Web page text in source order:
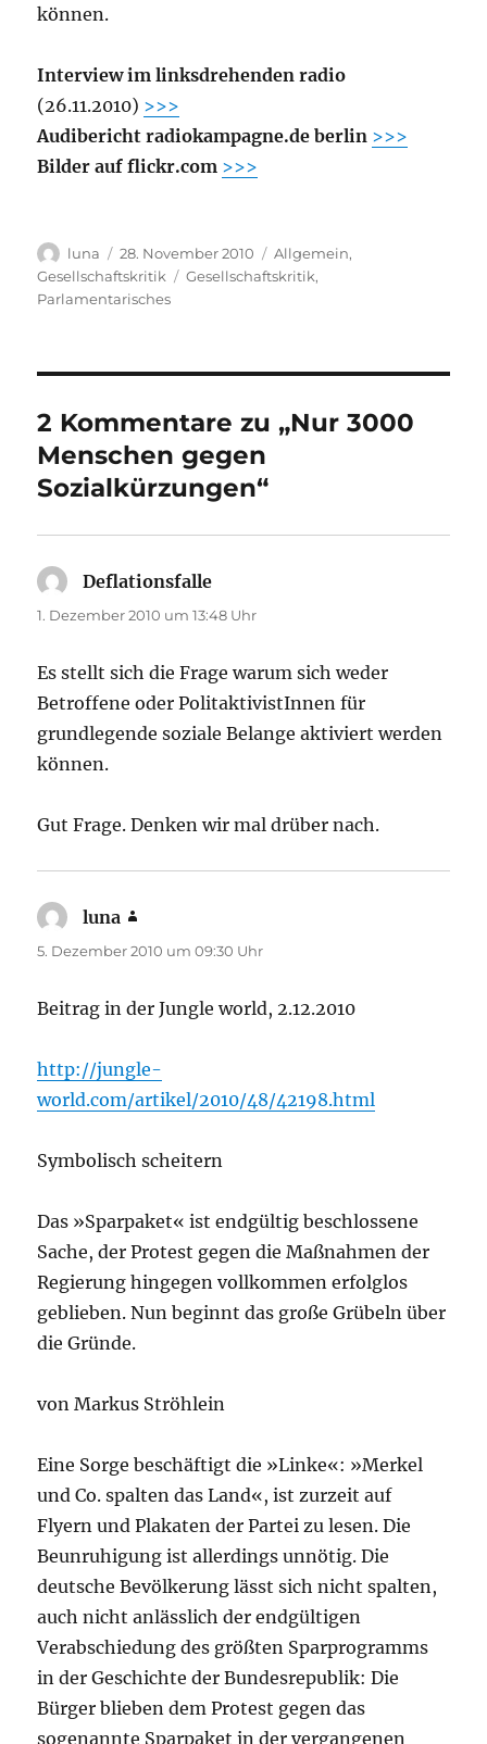
können.
Interview im linksdrehenden radio
(26.11.2010) >>>
Audibericht radiokampagne.de berlin >>>
Bilder auf flickr.com >>>
Autor
luna
Veröffentlicht
am
28. November 2010 Kategorien
Allgemein,
Gesellschaftskritik
Schlagwörter
Gesellschaftskritik,
Parlamentarisches
2 Kommentare zu „Nur 3000
Menschen gegen
Sozialkürzungen“
Deflationsfalle
1. Dezember 2010 um 13:48 Uhr
Es stellt sich die Frage warum sich weder
Betroffene oder PolitaktivistInnen für
grundlegende soziale Belange aktiviert werden
können.
Gut Frage. Denken wir mal drüber nach.
luna
5. Dezember 2010 um 09:30 Uhr
Beitrag in der Jungle world, 2.12.2010
http://jungle-
world.com/artikel/2010/48/42198.html
Symbolisch scheitern
Das »Sparpaket« ist endgültig beschlossene
Sache, der Protest gegen die Maßnahmen der
Regierung hingegen vollkommen erfolglos
geblieben. Nun beginnt das große Grübeln über
die Gründe.
von Markus Ströhlein
Eine Sorge beschäftigt die »Linke«: »Merkel
und Co. spalten das Land«, ist zurzeit auf
Flyern und Plakaten der Partei zu lesen. Die
Beunruhigung ist allerdings unnötig. Die
deutsche Bevölkerung lässt sich nicht spalten,
auch nicht anlässlich der endgültigen
Verabschiedung des größten Sparprogramms
in der Geschichte der Bundesrepublik: Die
Bürger blieben dem Protest gegen das
sogenannte Sparpaket in der vergangenen